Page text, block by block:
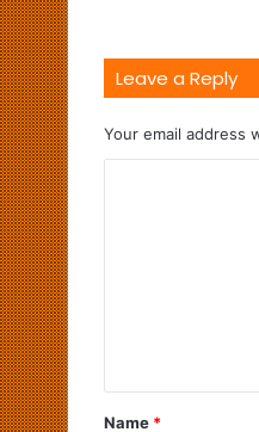
Leave a Reply
Your email address
Name *